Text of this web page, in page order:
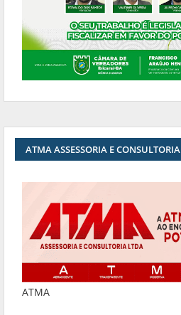
ATMA ASSESSORIA E CONSULTORIA
ATMA